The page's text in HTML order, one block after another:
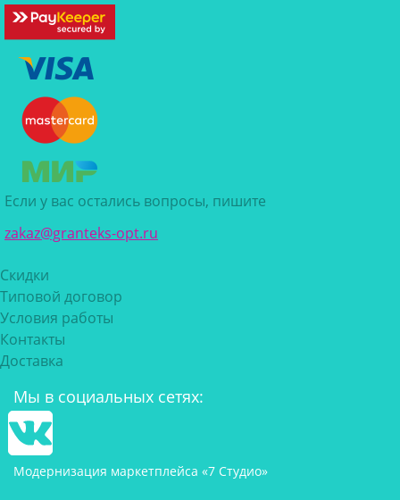
Если у вас остались вопросы, пишите
zakaz@granteks-opt.ru
Скидки
Типовой договор
Условия работы
Контакты
Доставка
Мы в социальных сетях:
Модернизация маркетплейса «7 Студио»